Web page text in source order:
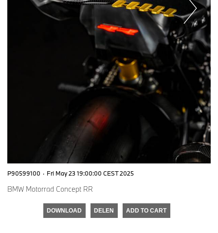
P90599100 · Fri May 23 19:00:00 CEST 2025
BMW Motorrad Concept RR
DOWNLOAD DELEN ADD TO CART